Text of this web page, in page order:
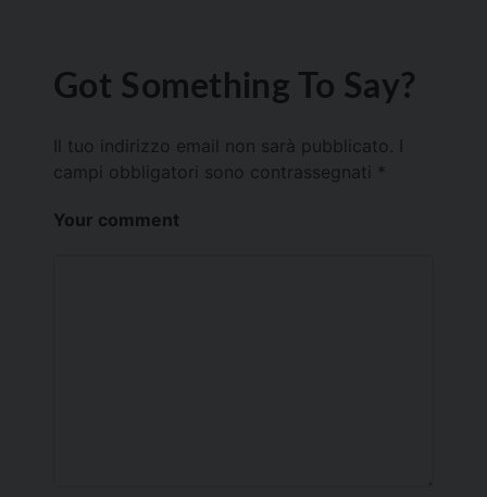
Got Something To Say?
Il tuo indirizzo email non sarà pubblicato.
campi obbligatori sono contrassegnati *
Your comment